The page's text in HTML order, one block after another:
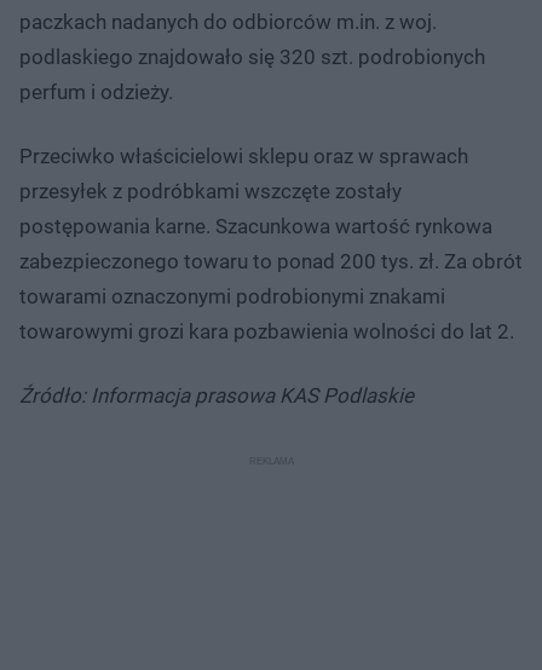
paczkach nadanych do odbiorców m.in. z woj.
podlaskiego znajdowało się 320 szt. podrobionych
perfum i odzieży.
Przeciwko właścicielowi sklepu oraz w sprawach
przesyłek z podróbkami wszczęte zostały
postępowania karne. Szacunkowa wartość rynkowa
zabezpieczonego towaru to ponad 200 tys. zł. Za obrót
towarami oznaczonymi podrobionymi znakami
towarowymi grozi kara pozbawienia wolności do lat 2.
Źródło: Informacja prasowa KAS Podlaskie